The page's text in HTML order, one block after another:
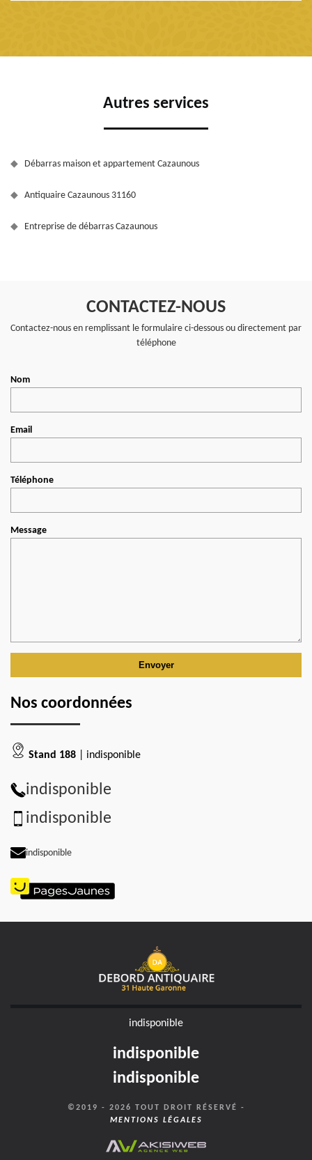
Autres services
Débarras maison et appartement Cazaunous
Antiquaire Cazaunous 31160
Entreprise de débarras Cazaunous
CONTACTEZ-NOUS
Contactez-nous en remplissant le formulaire ci-dessous ou directement par
téléphone
Nom
Email
Téléphone
Message
Nos coordonnées
Stand 188 | indisponible
indisponible
indisponible
indisponible
indisponible
indisponible
indisponible
©2019 - 2026 TOUT DROIT RÉSERVÉ -
MENTIONS LÉGALES